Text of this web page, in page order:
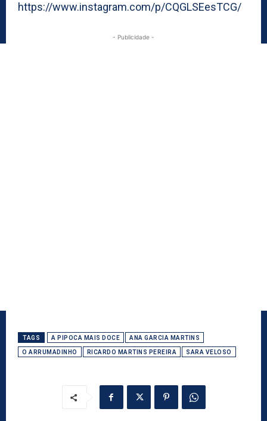
https://www.instagram.com/p/CQGLSEesTCG/
- Publicidade -
TAGS A PIPOCA MAIS DOCE ANA GARCIA MARTINS
O ARRUMADINHO RICARDO MARTINS PEREIRA SARA VELOSO